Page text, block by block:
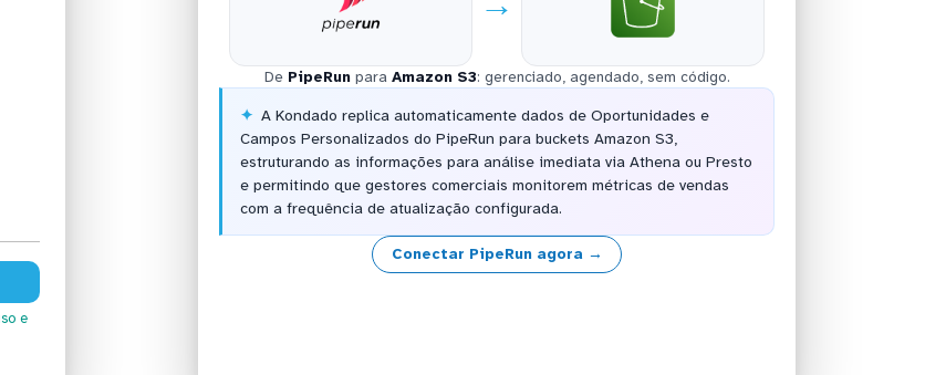
e
De PipeRunpara Amazon S3: gerenciado, agendado, sem código.
A Kondado replica automaticamente dados de Oportunidades e
Campos Personalizados do PipeRun para buckets Amazon S3,
estruturando as informações para análise imediata via Athena ou Presto
e permitindo que gestores comerciais monitorem métricas de vendas
com a frequência de atualização configurada.
Conectar PipeRun agora →